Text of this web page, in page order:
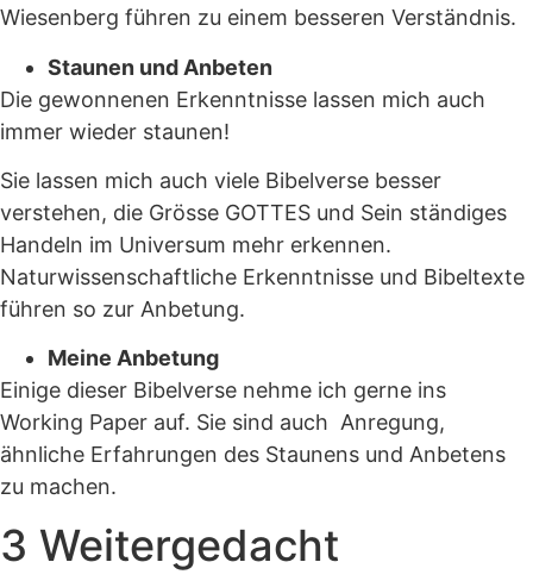
Wiesenberg führen zu einem besseren Verständnis.
Staunen und Anbeten
Die gewonnenen Erkenntnisse lassen mich auch
immer wieder staunen!
Sie lassen mich auch viele Bibelverse besser
verstehen, die Grösse GOTTES und Sein ständiges
Handeln im Universum mehr erkennen.
Naturwissenschaftliche Erkenntnisse und Bibeltexte
führen so zur Anbetung.
Meine Anbetung
Einige dieser Bibelverse nehme ich gerne ins
Working Paper auf. Sie sind auch Anregung,
ähnliche Erfahrungen des Staunens und Anbetens
zu machen.
3 Weitergedacht